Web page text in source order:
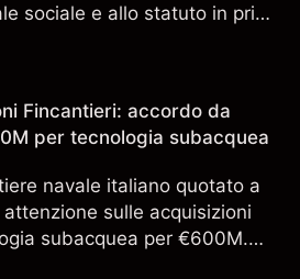
sociale e allo statuto in primo
price ISP di terze parti e
dei risultati futuri.
Fincantieri: accordo da
per tecnologia subacquea
navale italiano quotato a
sulle acquisizioni
subacquea per €600M.
FCT di terze parti e l'analisi